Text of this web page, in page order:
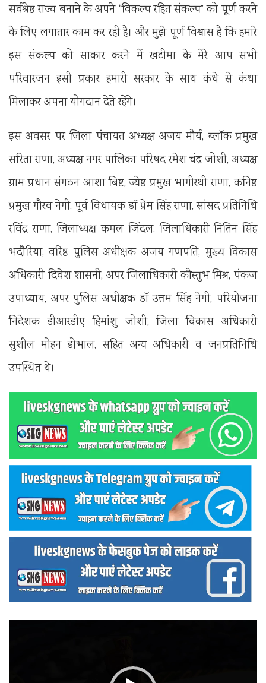
सर्वश्रेष्ठ राज्य बनाने के अपने “विकल्प रहित संकल्प” को पूर्ण करने
के लिए लगातार काम कर रही है। और मुझे पूर्ण विश्वास है कि हमारे
इस संकल्प को साकार करने में खटीमा के मेरे आप सभी
परिवारजन इसी प्रकार हमारी सरकार के साथ कंधे से कंधा
मिलाकर अपना योगदान देते रहेंगे।
इस अवसर पर जिला पंचायत अध्यक्ष अजय मौर्य, ब्लॉक प्रमुख
सरिता राणा, अध्यक्ष नगर पालिका परिषद रमेश चंद्र जोशी, अध्यक्ष
ग्राम प्रधान संगठन आशा बिष्ट, ज्येष्ठ प्रमुख भागीरथी राणा, कनिष्ठ
प्रमुख गौरव नेगी, पूर्व विधायक डॉ प्रेम सिंह राणा, सांसद प्रतिनिधि
रविंद्र राणा, जिलाध्यक्ष कमल जिंदल, जिलाधिकारी नितिन सिंह
भदौरिया, वरिष्ठ पुलिस अधीक्षक अजय गणपति, मुख्य विकास
अधिकारी दिवेश शासनी, अपर जिलाधिकारी कौस्तुभ मिश्र, पंकज
उपाध्याय, अपर पुलिस अधीक्षक डॉ उत्तम सिंह नेगी, परियोजना
निदेशक डीआरडीए हिमांशु जोशी, जिला विकास अधिकारी
सुशील मोहन डोभाल, सहित अन्य अधिकारी व जनप्रतिनिधि
उपस्थित थे।